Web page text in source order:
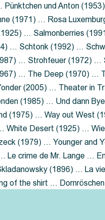
und Anton
(1971) … Rosa
… Salmonberries
… Schtonk (1992) …
… Strohfeuer (1972)
… The Deep (1970) …
(2005) … Theater in
(1985) … Und dann
(1975) … Way out West
White Desert (1925) …
(1979) … Younger and
Le crime de Mr. Lange …
(1896) … La
of the shirt …